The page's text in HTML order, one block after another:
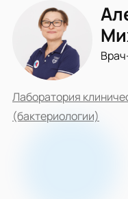
Лаборатория
(бактериологии)